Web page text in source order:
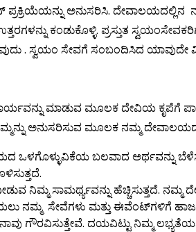
ಪ್ರಕ್ರಿಯೆಯನ್ನು ಅನುಸರಿಸಿ.
ಕಂಡುಕೊಳ್ಳಿ. ಪ್ರಸ್ತುತ
. ಸ್ವಯಂ ಸೇವಗೆ ಸಂಬಂದಿಸಿದ
ಮಾಡುವ ಮೂಲಕ ದೇವಿಯ ಕೃಪೆಗೆ
ಅನುಸರಿಸುವ ಮೂಲಕ ನಮ್ಮ
ಒಳಗೊಳ್ಳುವಿಕೆಯ ಬಲವಾದ ಅರ್ಥವನ್ನು
ನಿಮ್ಮ ಸಾಮರ್ಥ್ಯವನ್ನು ಹೆಚ್ಚಿಸುತ್ತದೆ. ನಮ್ಮ
ಸೇವೆಗಳು ಮತ್ತು ಈವೆಂಟ್‌ಗಳಿಗೆ
ಗೌರವಿಸುತ್ತೇವೆ. ದಯವಿಟ್ಟು ನಿಮ್ಮ